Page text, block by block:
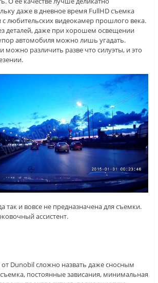
даже в дневное время FullHD съемка
с любительских видеокамер прошлого века.
деталей, даже при хорошем освещении
автомобиля можно лишь угадать.
можно различить разве что силуэты, и это
так и вовсе не предназначена для съемки.
ассистент.
Dunobil сложно назвать даже сносным
постоянные зависания, минимальная